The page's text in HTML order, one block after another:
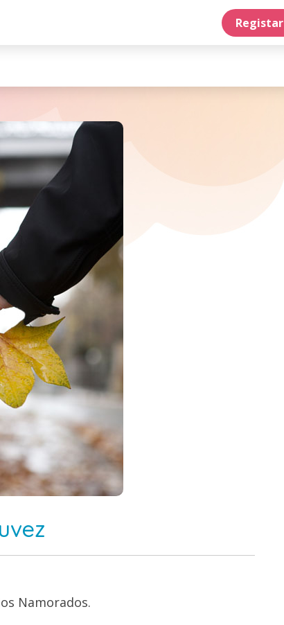
Registar
Namorados.